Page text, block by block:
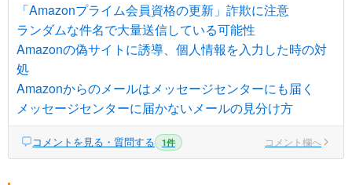
「Amazonプライム会員資格の更新」詐欺に注意
ランダムな件名で大量送信している可能性
Amazonの偽サイトに誘導、個人情報を入力した時の対
処
Amazonからのメールはメッセージセンターにも届く
メッセージセンターに届かないメールの見分け方
コメントを見る・質問する 1件 コメント欄へ